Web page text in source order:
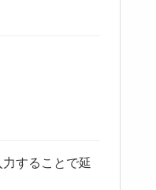
力することで延